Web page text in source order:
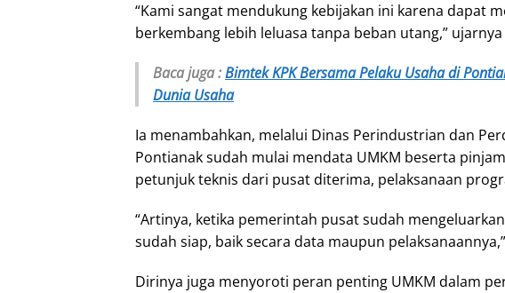
“Kami sangat mendukung kebijakan ini karena dapat
berkembang lebih leluasa tanpa beban utang,”
Baca juga :Bimtek KPK Bersama Pelaku Usaha di
Dunia Usaha
Ia menambahkan, melalui Dinas Perindustrian dan
Pontianak sudah mulai mendata UMKM beserta
petunjuk teknis dari pusat diterima, pelaksanaan
“Artinya, ketika pemerintah pusat sudah
sudah siap, baik secara data maupun
Dirinya juga menyoroti peran penting UMKM dalam